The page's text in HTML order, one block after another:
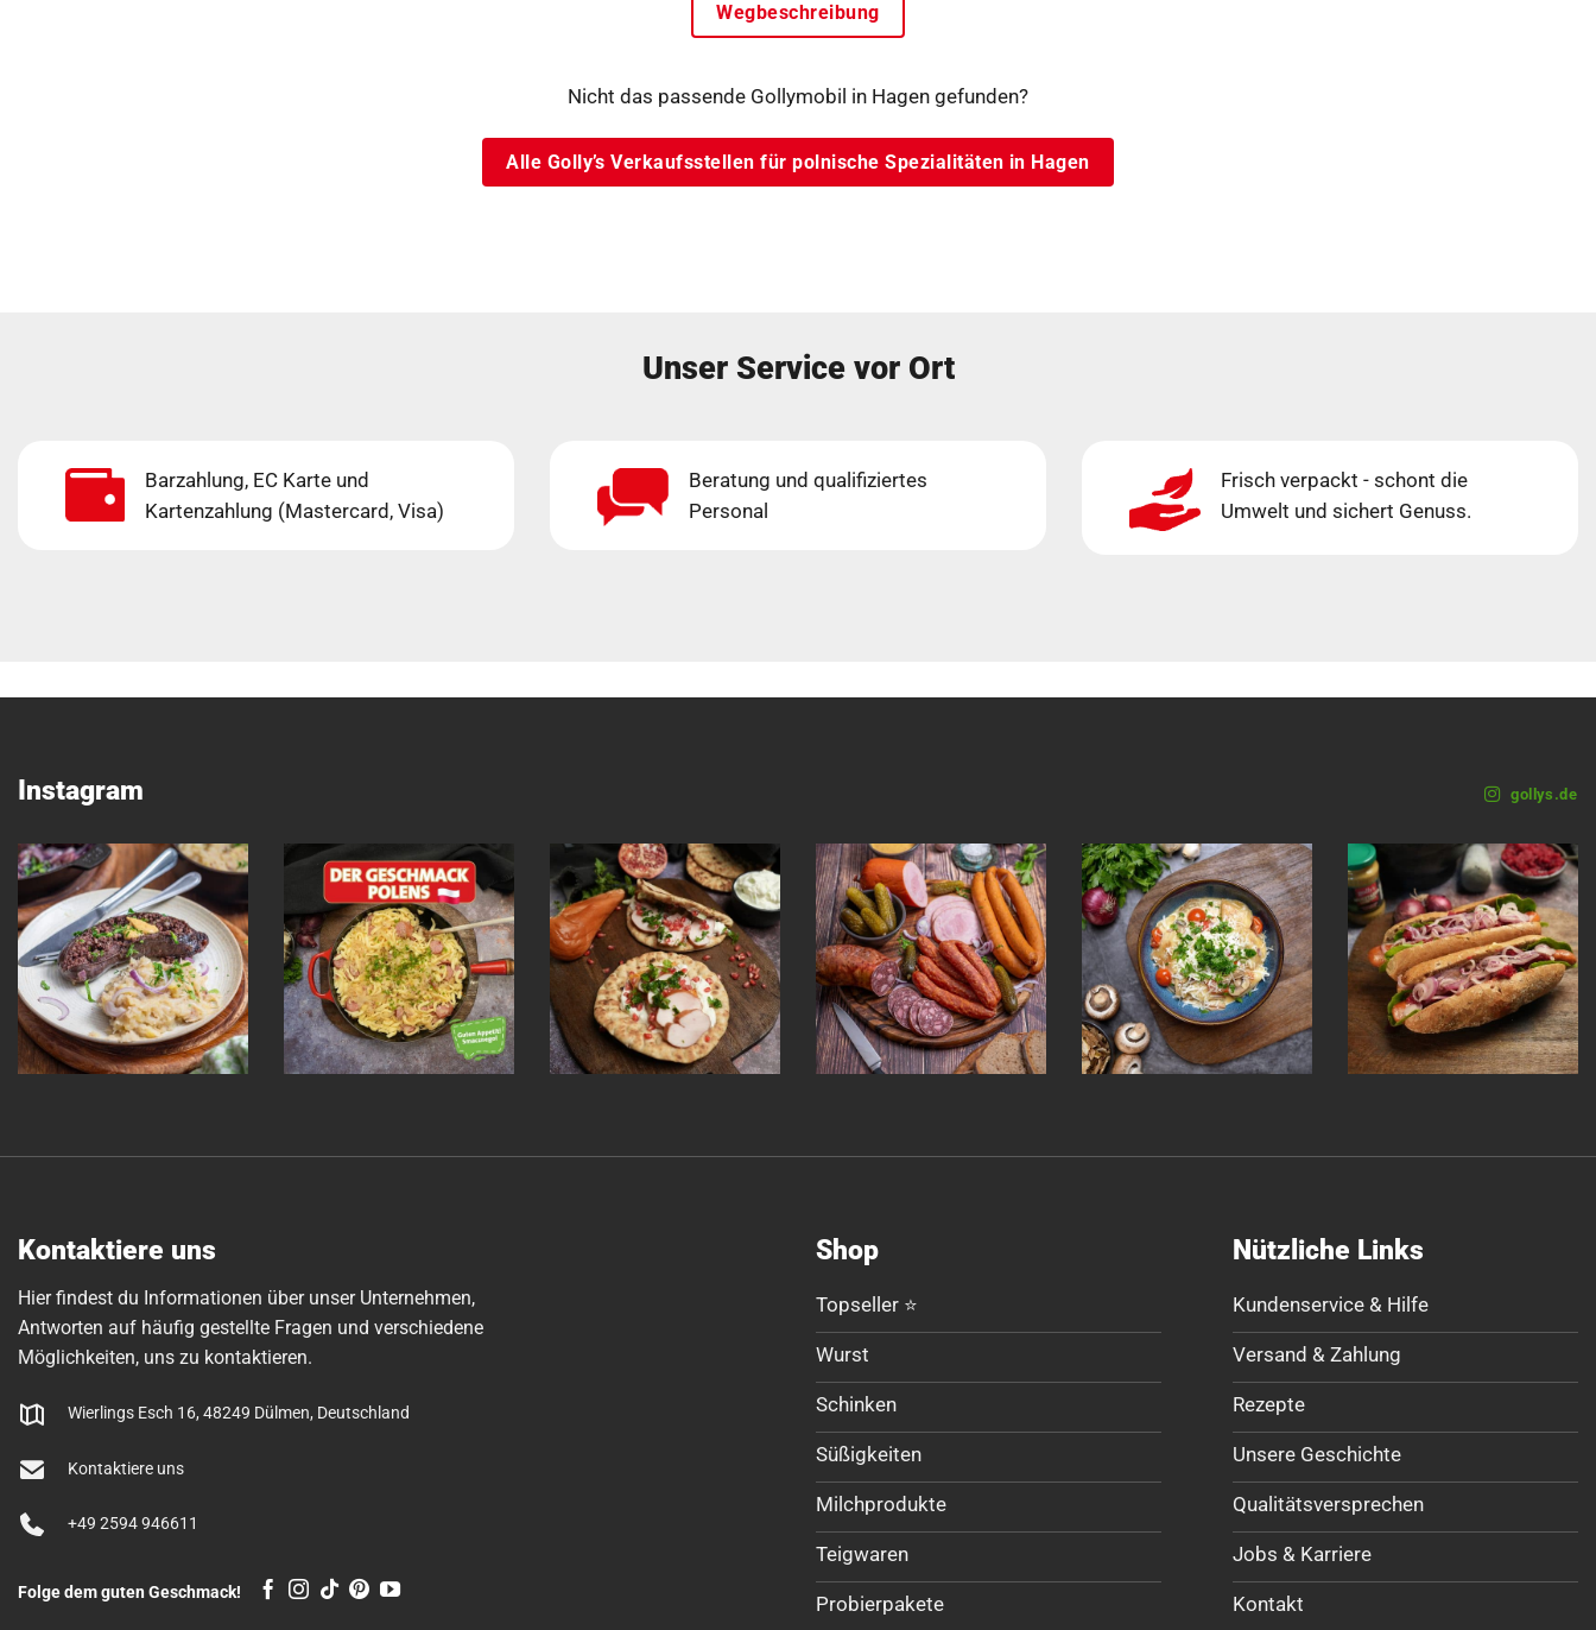
Wegbeschreibung
Nicht das passende Gollymobil in Hagen gefunden?
Alle Golly’s Verkaufsstellen für polnische Spezialitäten in Hagen
Unser Service vor Ort
Barzahlung, EC Karte und
Kartenzahlung (Mastercard, Visa)
Beratung und qualifiziertes
Personal
Frisch verpackt - schont die
Umwelt und sichert Genuss.
Instagram gollys.de
Kontaktiere uns
Hier findest du Informationen über unser Unternehmen,
Antworten auf häufig gestellte Fragen und verschiedene
Möglichkeiten, uns zu kontaktieren.
Wierlings Esch 16, 48249 Dülmen, Deutschland
Kontaktiere uns
+49 2594 946611
Folge dem guten Geschmack!
Shop
Topseller ⭐
Wurst
Schinken
Süßigkeiten
Milchprodukte
Teigwaren
Probierpakete
Nützliche Links
Kundenservice & Hilfe
Versand & Zahlung
Rezepte
Unsere Geschichte
Qualitätsversprechen
Jobs & Karriere
Kontakt